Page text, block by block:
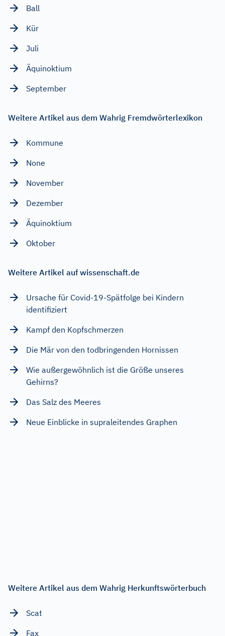
Ball
Kür
Juli
Äquinoktium
September
Weitere Artikel aus dem Wahrig Fremdwörterlexikon
Kommune
None
November
Dezember
Äquinoktium
Oktober
Weitere Artikel auf wissenschaft.de
Ursache für Covid-19-Spätfolge bei Kindern
identifiziert
Kampf den Kopfschmerzen
Die Mär von den todbringenden Hornissen
Wie außergewöhnlich ist die Größe unseres
Gehirns?
Das Salz des Meeres
Neue Einblicke in supraleitendes Graphen
Weitere Artikel aus dem Wahrig Herkunftswörterbuch
Scat
Fax